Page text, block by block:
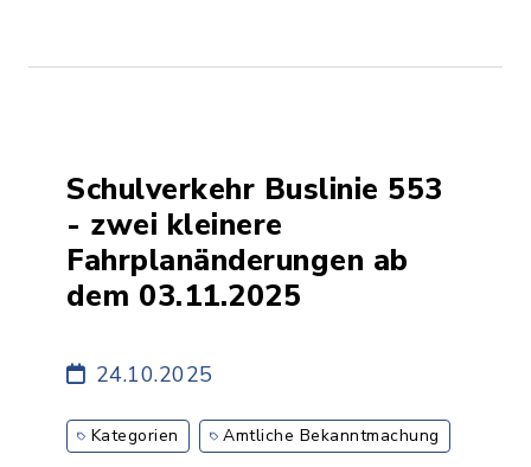
Schulverkehr Buslinie 553
- zwei kleinere
Fahrplanänderungen ab
dem 03.11.2025
24.10.2025
Kategorien Amtliche Bekanntmachung